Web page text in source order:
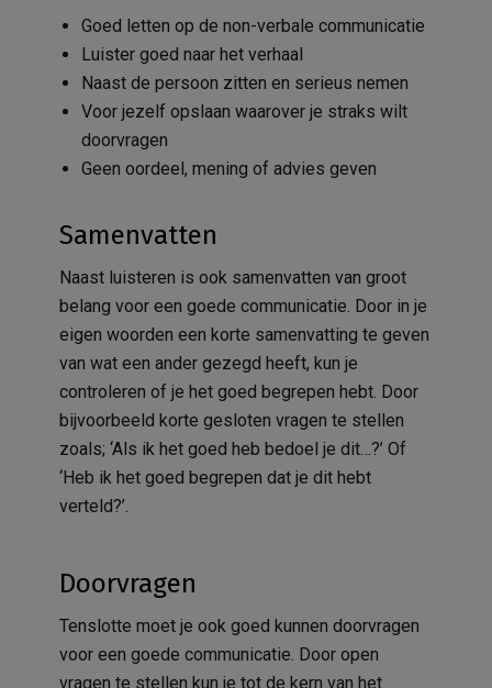
Goed letten op de non-verbale communicatie
Luister goed naar het verhaal
Naast de persoon zitten en serieus nemen
Voor jezelf opslaan waarover je straks wilt
doorvragen
Geen oordeel, mening of advies geven
Samenvatten
Naast luisteren is ook samenvatten van groot
belang voor een goede communicatie. Door in je
eigen woorden een korte samenvatting te geven
van wat een ander gezegd heeft, kun je
controleren of je het goed begrepen hebt. Door
bijvoorbeeld korte gesloten vragen te stellen
zoals; ‘Als ik het goed heb bedoel je dit…?’ Of
‘Heb ik het goed begrepen dat je dit hebt
verteld?’.
Doorvragen
Tenslotte moet je ook goed kunnen doorvragen
voor een goede communicatie. Door open
vragen te stellen kun je tot de kern van het